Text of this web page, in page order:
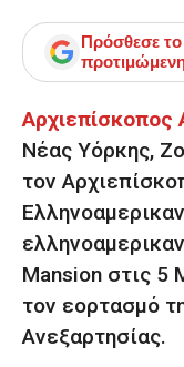
Πρόσθεσε το
Αρχιεπίσκοπος
Νέας Υόρκης,
τον
Mansion στις 5
τον εορτασμό
Ανεξαρτησίας.